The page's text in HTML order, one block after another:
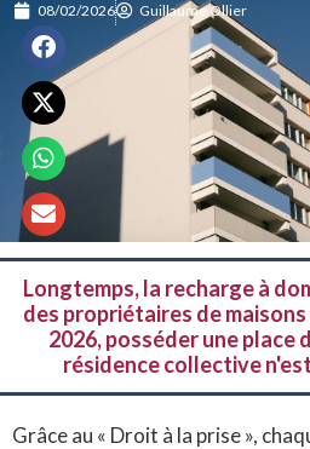
08/02/2026 Guillaume Ollier
Longtemps, la recharge à
des propriétaires de
2026, posséder une place
résidence collective
Grâce au « Droit à la prise »,